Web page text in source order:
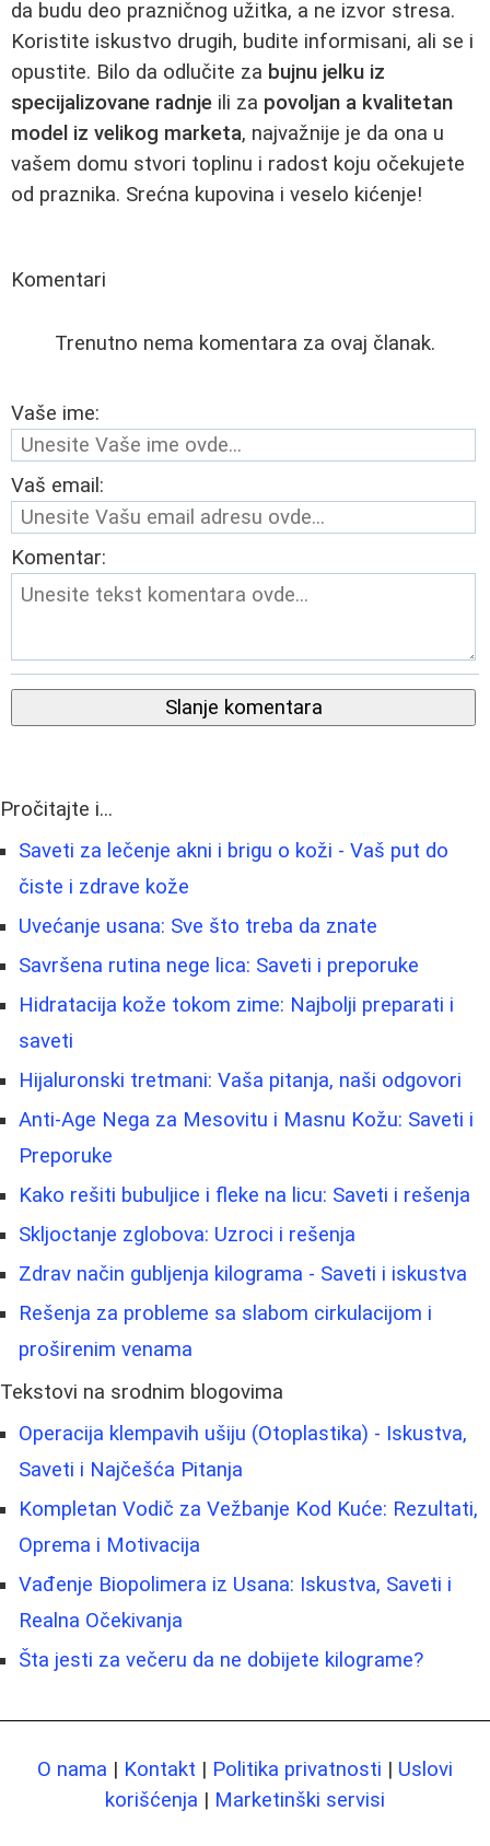
da budu deo prazničnog užitka, a ne izvor stresa.
Koristite iskustvo drugih, budite informisani, ali se i
opustite. Bilo da odlučite za bujnu jelku iz
specijalizovane radnje ili za povoljan a kvalitetan
model iz velikog marketa, najvažnije je da ona u
vašem domu stvori toplinu i radost koju očekujete
od praznika. Srećna kupovina i veselo kićenje!
Komentari
Trenutno nema komentara za ovaj članak.
Vaše ime:
Vaš email:
Komentar:
Slanje komentara
Pročitajte i...
Saveti za lečenje akni i brigu o koži - Vaš put do
čiste i zdrave kože
Uvećanje usana: Sve što treba da znate
Savršena rutina nege lica: Saveti i preporuke
Hidratacija kože tokom zime: Najbolji preparati i
saveti
Hijaluronski tretmani: Vaša pitanja, naši odgovori
Anti-Age Nega za Mesovitu i Masnu Kožu: Saveti i
Preporuke
Kako rešiti bubuljice i fleke na licu: Saveti i rešenja
Skljoctanje zglobova: Uzroci i rešenja
Zdrav način gubljenja kilograma - Saveti i iskustva
Rešenja za probleme sa slabom cirkulacijom i
proširenim venama
Tekstovi na srodnim blogovima
Operacija klempavih ušiju (Otoplastika) - Iskustva,
Saveti i Najčešća Pitanja
Kompletan Vodič za Vežbanje Kod Kuće: Rezultati,
Oprema i Motivacija
Vađenje Biopolimera iz Usana: Iskustva, Saveti i
Realna Očekivanja
Šta jesti za večeru da ne dobijete kilograme?
O nama | Kontakt | Politika privatnosti | Uslovi
korišćenja | Marketinški servisi